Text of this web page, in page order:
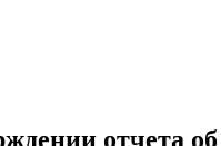
отчета об